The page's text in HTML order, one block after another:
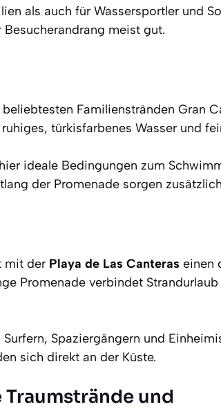
als auch für Wassersportler und
meist gut.
Familienstränden Gran
türkisfarbenes Wasser und
ideale Bedingungen zum
der Promenade sorgen
mit der Playa de Las Canteras einen
Promenade verbindet
Spaziergängern und
sich direkt an der Küste.
Traumstrände und